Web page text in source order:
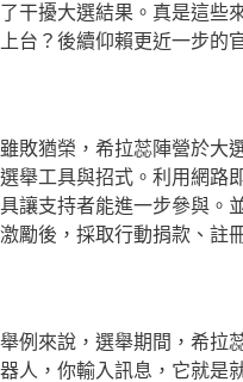
了干擾大選結果。真是這些
上台？後續仰賴更近一步的
雖敗猶榮，希拉蕊陣營於大
選舉工具與招式。利用網路
具讓支持者能進一步參與。
激勵後，採取行動捐款、註
舉例來說，選舉期間，希拉
器人，你輸入訊息，它就是